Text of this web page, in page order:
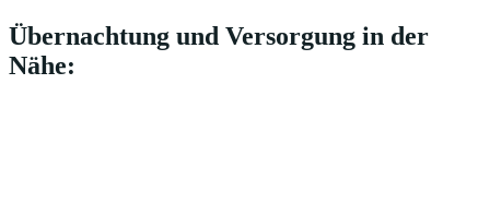
Übernachtung und Versorgung in der
Nähe: